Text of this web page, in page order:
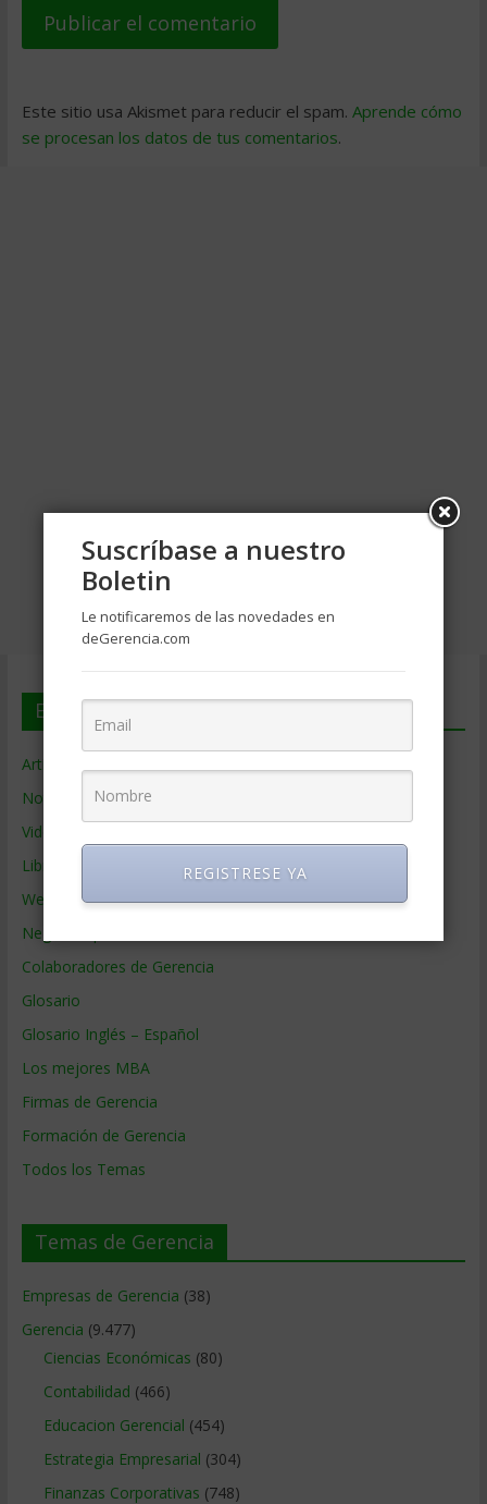
Este sitio usa Akismet para reducir el spam. Aprende cómo
se procesan los datos de tus comentarios.
En deGerencia.com
Artículos de Gerencia
Noticias de Gerencia
Videos de Gerencia
Libros de Gerencia
Webs de Gerencia
Negocios por País
Colaboradores de Gerencia
Glosario
Glosario Inglés – Español
Los mejores MBA
Firmas de Gerencia
Formación de Gerencia
Todos los Temas
Temas de Gerencia
Empresas de Gerencia (38)
Gerencia (9.477)
Ciencias Económicas (80)
Contabilidad (466)
Educacion Gerencial (454)
Estrategia Empresarial (304)
Finanzas Corporativas (748)
Suscríbase a nuestro
Boletin
Le notificaremos de las novedades en
deGerencia.com
REGISTRESE YA